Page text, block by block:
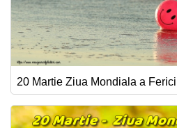
20 Martie Ziua Mondiala a